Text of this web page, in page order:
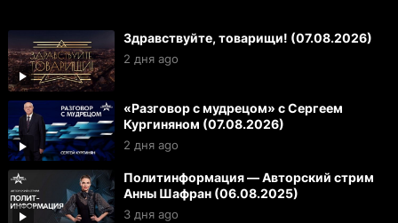
Здравствуйте, товарищи! (07.08.2026)
2 дня ago
«Разговор с мудрецом» с Сергеем
Кургиняном (07.08.2026)
2 дня ago
Политинформация — Авторский стрим
Анны Шафран (06.08.2025)
3 дня ago